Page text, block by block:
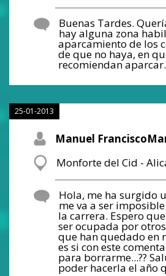
Buenas Tardes.
hay alguna zona
aparcamiento de los
de que no haya, en
recomiendan
25-01-2013
Manuel
Monforte del Cid -
Hola, me ha surgido
me va a ser
la carrera. Espero
ser ocupada por
que han quedado en
es si con este
para borrarme...??
poder hacerla el año